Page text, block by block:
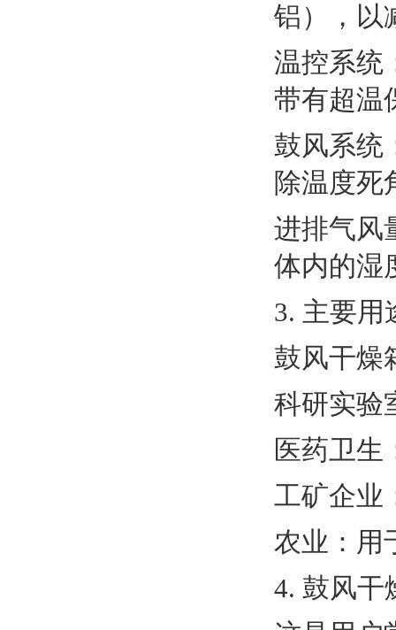
铝），以
温控系统
带有超温
鼓风系统
除温度死
进排气风
体内的湿
3. 主要用
鼓风干燥
科研实验
医药卫生
工矿企业
农业：用
4. 鼓风干